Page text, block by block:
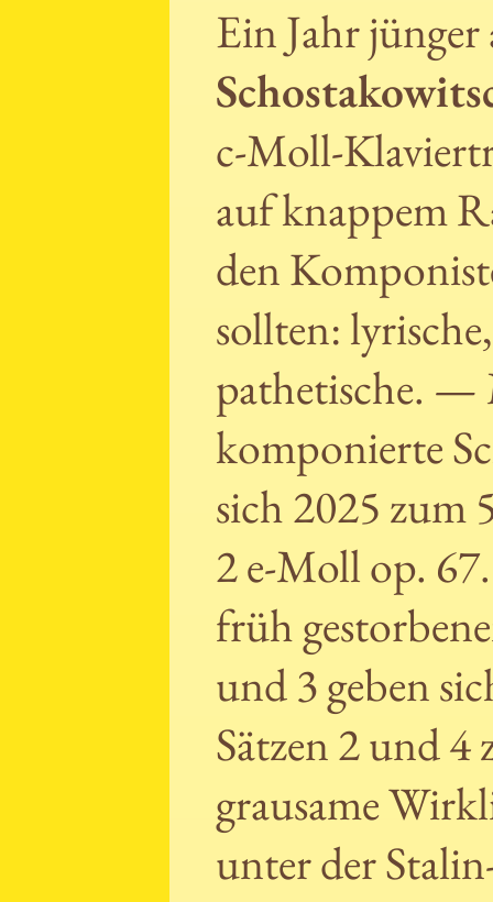
Ein Jahr
c-Moll-
auf knappem
den
sollten:
pathetische. —
komponierte
sich 2025 zum
2 e-Moll op.
früh
und 3 geben
Sätzen 2 und 4
grausame
unter der